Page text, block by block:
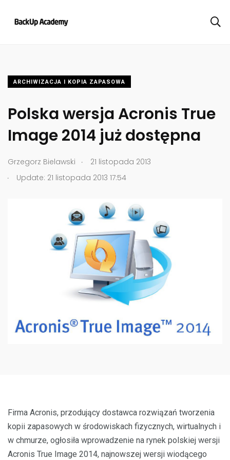
ARCHIWIZACJA I KOPIA ZAPASOWA
Polska wersja Acronis True
Image 2014 już dostępna
Grzegorz Bielawski .
21 listopada 2013
.
Update: 21 listopada 2013 17:54
Firma Acronis, przodujący dostawca rozwiązań tworzenia
kopii zapasowych w środowiskach fizycznych, wirtualnych i
w chmurze, ogłosiła wprowadzenie na rynek polskiej wersji
Acronis True Image 2014, najnowszej wersji wiodącego